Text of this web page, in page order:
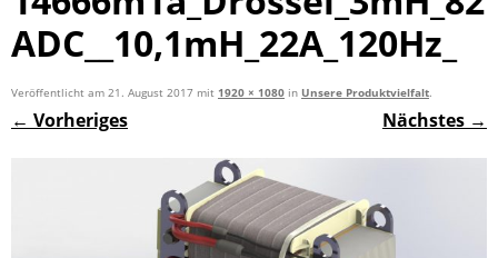
ADC__10,1mH_22A_120Hz_
Veröffentlicht am 21. August 2017 mit 1920 × 1080 in Unsere Produktvielfalt.
← Vorheriges Nächstes →